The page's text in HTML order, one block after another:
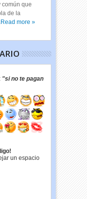
común que
de la
Read more »
"si no te pagan
un espacio